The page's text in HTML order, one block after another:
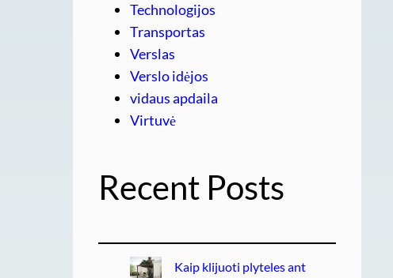
Technologijos
Transportas
Verslas
Verslo idėjos
vidaus apdaila
Virtuvė
Recent Posts
Kaip klijuoti plyteles ant